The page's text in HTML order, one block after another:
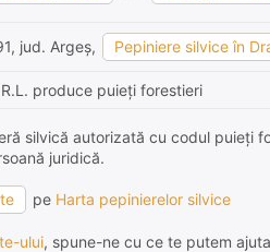
jud. Argeș, Pepiniere silvice în
produce puieți forestieri
silvică autorizată cu codul
juridică.
pe Harta pepinierelor silvice
ului, spune-ne cu ce te putem